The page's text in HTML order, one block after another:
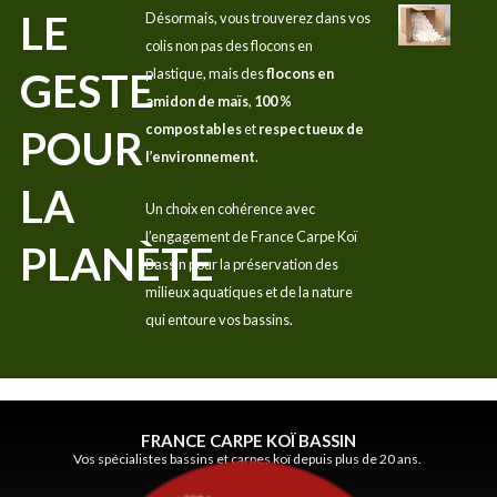
LE
GESTE
POUR
LA
PLANÈTE
Désormais, vous trouverez dans vos
colis non pas des flocons en
plastique, mais desflocons en
amidon de maïs, 100 %
compostablesetrespectueux de
l’environnement.
Un choix en cohérence avec
l’engagement de France Carpe Koï
Bassin pour la préservation des
milieux aquatiques et de la nature
qui entoure vos bassins.
FRANCE CARPE KOÏ BASSIN
Vos spécialistes bassins et carpes koï depuis plus de 20 ans.